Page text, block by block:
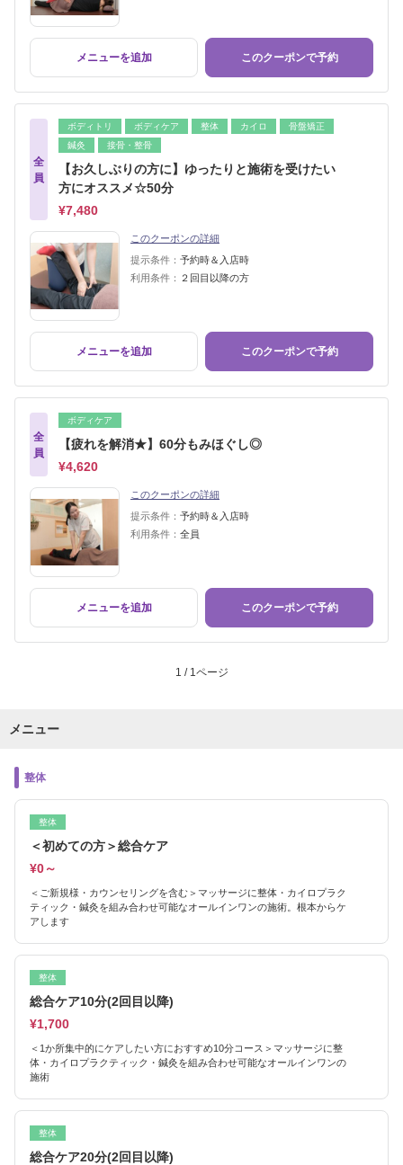
メニューを追加 このクーポンで予約
全
員
ボディトリ ボディケア 整体 カイロ
骨盤矯正
鍼灸
接骨・整骨
【お久しぶりの方に】ゆったりと施術を受けたい
方にオススメ☆50分
¥7,480
このクーポンの詳細
提示条件： 予約時＆入店時
利用条件：
２回目以降の方
メニューを追加 このクーポンで予約
全
員
ボディケア
【疲れを解消★】60分もみほぐし◎
¥4,620
このクーポンの詳細
提示条件： 予約時＆入店時
利用条件： 全員
メニューを追加 このクーポンで予約
1 / 1ページ
メニュー
整体
整体
＜初めての方＞総合ケア
¥0～
＜ご新規様・カウンセリングを含む＞マッサージに整体・カイロプラク
ティック・鍼灸を組み合わせ可能なオールインワンの施術。根本からケ
アします
整体
総合ケア10分(2回目以降)
¥1,700
＜1か所集中的にケアしたい方におすすめ10分コース＞マッサージに整
体・カイロプラクティック・鍼灸を組み合わせ可能なオールインワンの
施術
整体
総合ケア20分(2回目以降)